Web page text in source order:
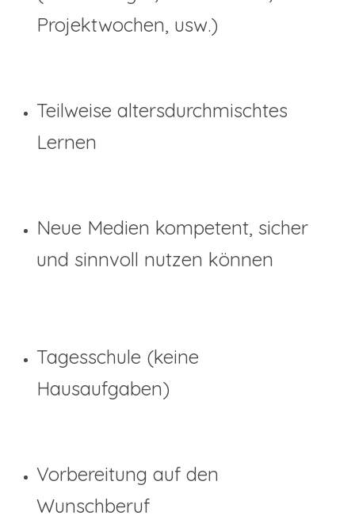
Projektwochen, usw.)
Teilweise altersdurchmischtes
Lernen
Neue Medien kompetent, sicher
und sinnvoll nutzen können
Tagesschule (keine
Hausaufgaben)
Vorbereitung auf den
Wunschberuf